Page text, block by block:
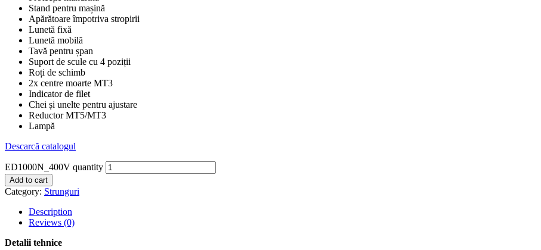
Stand pentru mașină
Apărătoare împotriva stropirii
Lunetă fixă
Lunetă mobilă
Tavă pentru șpan
Suport de scule cu 4 poziții
Roți de schimb
2x centre moarte MT3
Indicator de filet
Chei și unelte pentru ajustare
Reductor MT5/MT3
Lampă
Descarcă catalogul
ED1000N_400V quantity
Add to cart
Category: Strunguri
Description
Reviews (0)
Detalii tehnice